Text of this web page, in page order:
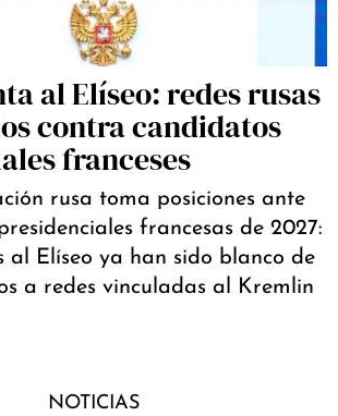
al Elíseo: redes rusas
contra candidatos
franceses
rusa toma posiciones ante
francesas de 2027:
al Elíseo ya han sido blanco de
a redes vinculadas al Kremlin
NOTICIAS